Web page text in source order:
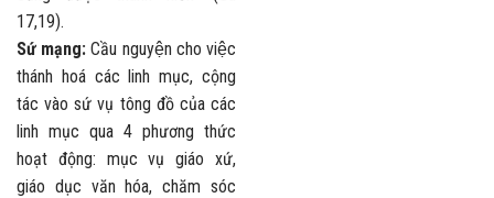
17,19).
Sứ mạng: Cầu nguyện cho việc
thánh hoá các linh mục, cộng
tác vào sứ vụ tông đồ của các
linh mục qua 4 phương thức
hoạt động: mục vụ giáo xứ,
giáo dục văn hóa, chăm sóc